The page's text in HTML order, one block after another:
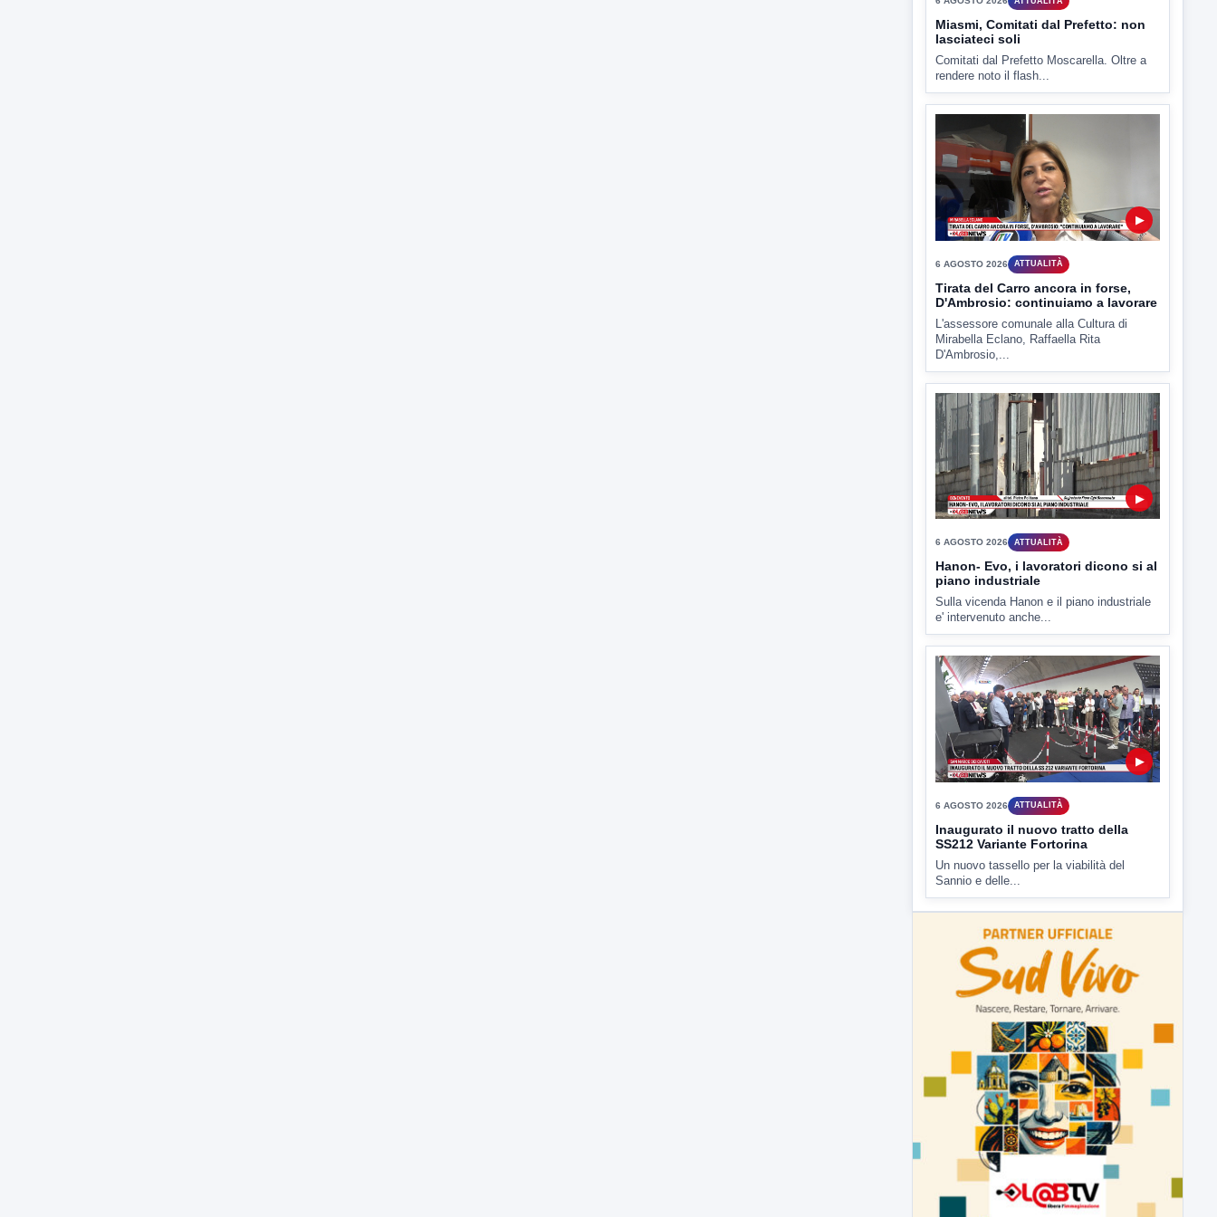
6 AGOSTO 2026 ATTUALITÀ
Miasmi, Comitati dal Prefetto: non
lasciateci soli
Comitati dal Prefetto Moscarella. Oltre a
rendere noto il flash...
Tirata del Carro ancora in forse,
D'Ambrosio: continuiamo a lavorare
L'assessore comunale alla Cultura di
Mirabella Eclano, Raffaella Rita
D'Ambrosio,...
6 AGOSTO 2026 ATTUALITÀ
Hanon- Evo, i lavoratori dicono si al
piano industriale
Sulla vicenda Hanon e il piano industriale
e' intervenuto anche...
Inaugurato il nuovo tratto della
SS212 Variante Fortorina
Un nuovo tassello per la viabilità del
Sannio e delle...